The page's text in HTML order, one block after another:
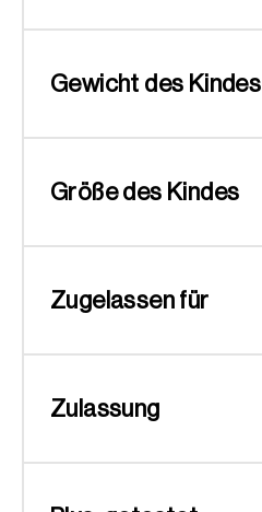
Gewicht des Kindes
Größe des Kindes
Zugelassen für
Zulassung